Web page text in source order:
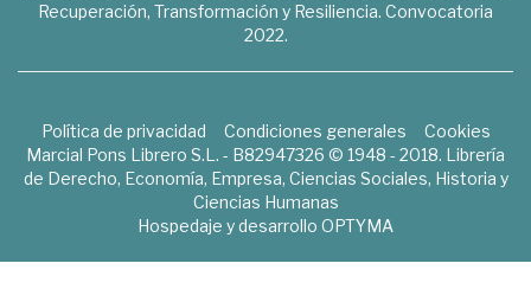
Recuperación, Transformación y Resiliencia. Convocatoria
2022.
Política de privacidad Condiciones generales
Cookies
Marcial Pons Librero S.L. - B82947326 © 1948 - 2018. Librería
de Derecho, Economía, Empresa, Ciencias Sociales, Historia y
Ciencias Humanas
Hospedaje y desarrollo OPTYMA